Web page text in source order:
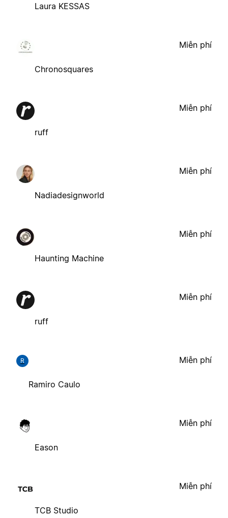
Laura KESSAS
Chronosquares
Miễn phí
ruff
Miễn phí
Nadiadesignworld
Miễn phí
Haunting Machine
Miễn phí
ruff
Miễn phí
R
Ramiro Caulo
Miễn phí
Eason
Miễn phí
TCB Studio
Miễn phí